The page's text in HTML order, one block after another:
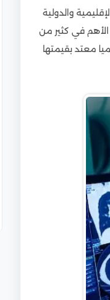
والدولية
الأهم في كثير من
معتد بقيمتها